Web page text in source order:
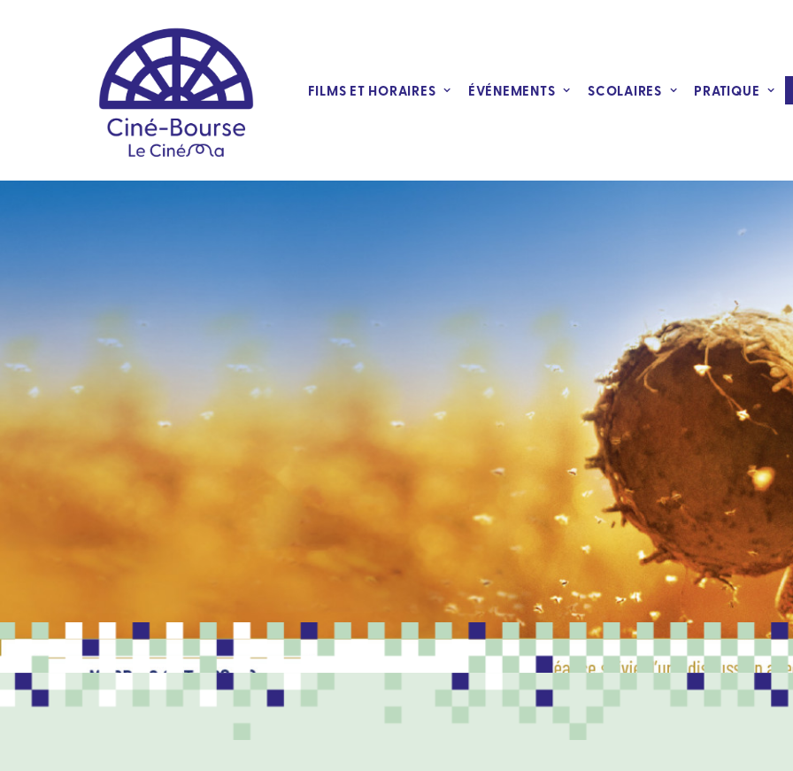
FILMS ET HORAIRES ÉVÉNEMENTS SCOLAIRES PRATIQUE